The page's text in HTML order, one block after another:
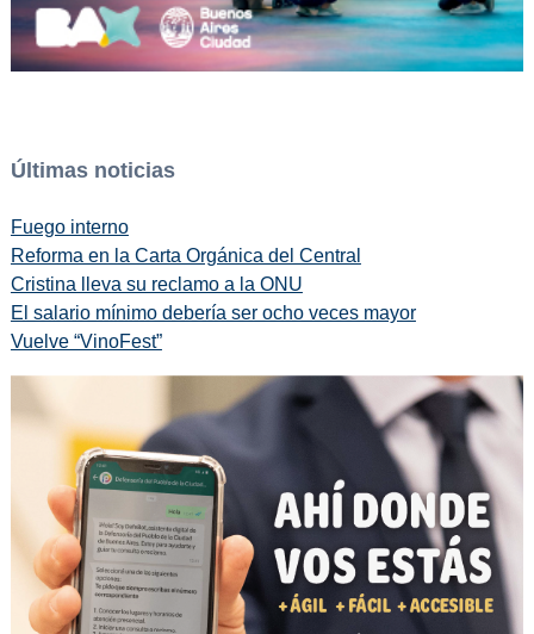
Últimas noticias
Fuego interno
Reforma en la Carta Orgánica del Central
Cristina lleva su reclamo a la ONU
El salario mínimo debería ser ocho veces mayor
Vuelve “VinoFest”